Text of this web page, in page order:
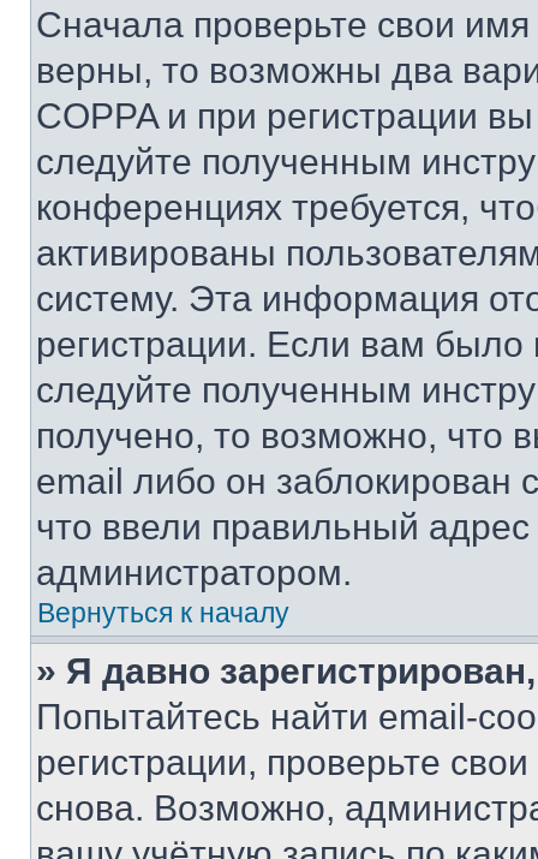
Сначала проверьте свои
верны, то возможны два
COPPA и при регистрации
следуйте полученным
конференциях требуется,
активированы
систему. Эта информация
регистрации. Если вам
следуйте полученным
получено, то возможно, что
email либо он
что ввели правильный адрес
администратором.
Вернуться к началу
» Я давно
Попытайтесь найти email-
регистрации, проверьте
снова. Возможно,